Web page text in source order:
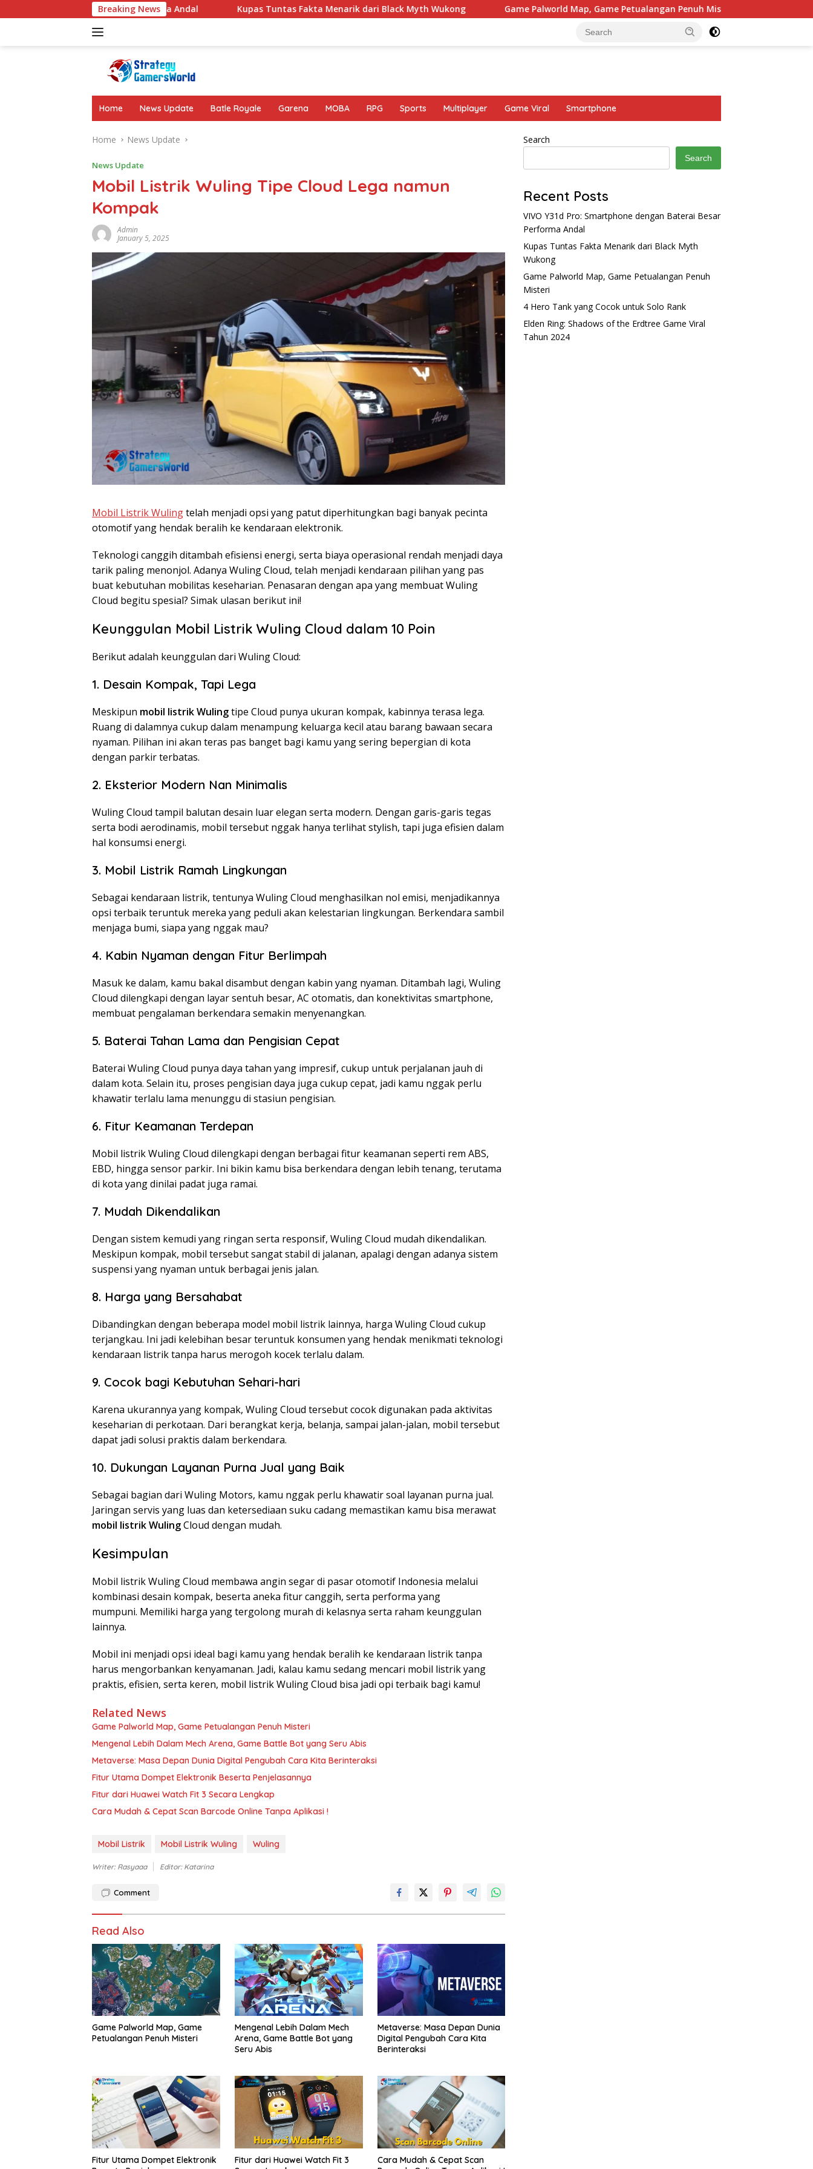
to
Breaking News
Baterai Besar Performa Andal Kupas Tuntas Fakta Menarik dari Black Myth Wukong Game Palworld Map, Game Petualangan Penuh Misteri 4 Hero Tank yang
Home News Update Batle Royale Garena MOBA RPG Sports Multiplayer Game Viral Smartphone
Home News Update
News Update
Mobil Listrik Wuling Tipe Cloud Lega namun
Kompak
Admin
January 5, 2025
Mobil Listrik Wulingtelah menjadi opsi yang patut diperhitungkan bagi banyak pecinta
otomotif yang hendak beralih ke kendaraan elektronik.
Teknologi canggih ditambah efisiensi energi, serta biaya operasional rendah menjadi daya
tarik paling menonjol. Adanya Wuling Cloud, telah menjadi kendaraan pilihan yang pas
buat kebutuhan mobilitas keseharian. Penasaran dengan apa yang membuat Wuling
Cloud begitu spesial? Simak ulasan berikut ini!
Keunggulan Mobil Listrik Wuling Cloud dalam 10 Poin
Berikut adalah keunggulan dari Wuling Cloud:
1. Desain Kompak, Tapi Lega
Meskipun mobil listrik Wulingtipe Cloud punya ukuran kompak, kabinnya terasa lega.
Ruang di dalamnya cukup dalam menampung keluarga kecil atau barang bawaan secara
nyaman. Pilihan ini akan teras pas banget bagi kamu yang sering bepergian di kota
dengan parkir terbatas.
2. Eksterior Modern Nan Minimalis
Wuling Cloud tampil balutan desain luar elegan serta modern. Dengan garis-garis tegas
serta bodi aerodinamis, mobil tersebut nggak hanya terlihat stylish, tapi juga efisien dalam
hal konsumsi energi.
3. Mobil Listrik Ramah Lingkungan
Sebagai kendaraan listrik, tentunya Wuling Cloud menghasilkan nol emisi, menjadikannya
opsi terbaik teruntuk mereka yang peduli akan kelestarian lingkungan. Berkendara sambil
menjaga bumi, siapa yang nggak mau?
4. Kabin Nyaman dengan Fitur Berlimpah
Masuk ke dalam, kamu bakal disambut dengan kabin yang nyaman. Ditambah lagi, Wuling
Cloud dilengkapi dengan layar sentuh besar, AC otomatis, dan konektivitas smartphone,
membuat pengalaman berkendara semakin menyenangkan.
5. Baterai Tahan Lama dan Pengisian Cepat
Baterai Wuling Cloud punya daya tahan yang impresif, cukup untuk perjalanan jauh di
dalam kota. Selain itu, proses pengisian daya juga cukup cepat, jadi kamu nggak perlu
khawatir terlalu lama menunggu di stasiun pengisian.
6. Fitur Keamanan Terdepan
Mobil listrik Wuling Cloud dilengkapi dengan berbagai fitur keamanan seperti rem ABS,
EBD, hingga sensor parkir. Ini bikin kamu bisa berkendara dengan lebih tenang, terutama
di kota yang dinilai padat juga ramai.
7. Mudah Dikendalikan
Dengan sistem kemudi yang ringan serta responsif, Wuling Cloud mudah dikendalikan.
Meskipun kompak, mobil tersebut sangat stabil di jalanan, apalagi dengan adanya sistem
suspensi yang nyaman untuk berbagai jenis jalan.
8. Harga yang Bersahabat
Dibandingkan dengan beberapa model mobil listrik lainnya, harga Wuling Cloud cukup
terjangkau. Ini jadi kelebihan besar teruntuk konsumen yang hendak menikmati teknologi
kendaraan listrik tanpa harus merogoh kocek terlalu dalam.
9. Cocok bagi Kebutuhan Sehari-hari
Karena ukurannya yang kompak, Wuling Cloud tersebut cocok digunakan pada aktivitas
keseharian di perkotaan. Dari berangkat kerja, belanja, sampai jalan-jalan, mobil tersebut
dapat jadi solusi praktis dalam berkendara.
10. Dukungan Layanan Purna Jual yang Baik
Sebagai bagian dari Wuling Motors, kamu nggak perlu khawatir soal layanan purna jual.
Jaringan servis yang luas dan ketersediaan suku cadang memastikan kamu bisa merawat
mobil listrik WulingCloud dengan mudah.
Kesimpulan
Mobil listrik Wuling Cloud membawa angin segar di pasar otomotif Indonesia melalui
kombinasi desain kompak, beserta aneka fitur canggih, serta performa yang
mumpuni. Memiliki harga yang tergolong murah di kelasnya serta raham keunggulan
lainnya.
Mobil ini menjadi opsi ideal bagi kamu yang hendak beralih ke kendaraan listrik tanpa
harus mengorbankan kenyamanan. Jadi, kalau kamu sedang mencari mobil listrik yang
praktis, efisien, serta keren, mobil listrik Wuling Cloud bisa jadi opi terbaik bagi kamu!
Related News
Game Palworld Map, Game Petualangan Penuh Misteri
Mengenal Lebih Dalam Mech Arena, Game Battle Bot yang Seru Abis
Metaverse: Masa Depan Dunia Digital Pengubah Cara Kita Berinteraksi
Fitur Utama Dompet Elektronik Beserta Penjelasannya
Fitur dari Huawei Watch Fit 3 Secara Lengkap
Cara Mudah & Cepat Scan Barcode Online Tanpa Aplikasi !
Mobil Listrik Mobil Listrik Wuling Wuling
Writer: Rasyaaa Editor: Katarina
Comment
Read Also
Game Palworld Map, Game
Petualangan Penuh Misteri
Mengenal Lebih Dalam Mech
Arena, Game Battle Bot yang
Seru Abis
Metaverse: Masa Depan Dunia
Digital Pengubah Cara Kita
Berinteraksi
Fitur Utama Dompet Elektronik
Fitur dari Huawei Watch Fit 3
Cara Mudah & Cepat Scan
Search
Search
Recent Posts
VIVO Y31d Pro: Smartphone dengan Baterai Besar
Performa Andal
Kupas Tuntas Fakta Menarik dari Black Myth
Wukong
Game Palworld Map, Game Petualangan Penuh
Misteri
4 Hero Tank yang Cocok untuk Solo Rank
Elden Ring: Shadows of the Erdtree Game Viral
Tahun 2024